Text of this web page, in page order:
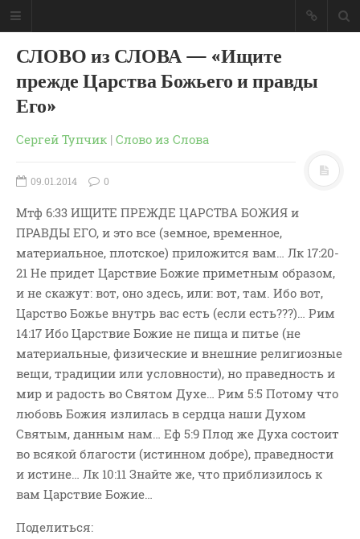
ГЛАВНАЯ
МОИ КНИГИ
СЛОВО-АУДИО
СЛОВО-ВИДЕО
ВОПРОСЫ ПАСТОРУ
КОНТАКТ
Аудио
Беседы По Бытие
СЛОВО из СЛОВА — «Ищите
прежде Царства Божьего и правды
Его»
Сергей Тупчик | Слово из Слова
09.01.2014 0
Мтф 6:33 ИЩИТЕ ПРЕЖДЕ ЦАРСТВА БОЖИЯ и
ПРАВДЫ ЕГО, и это все (земное, временное,
материальное, плотское) приложится вам… Лк 17:20-
21 Не придет Царствие Божие приметным образом,
и не скажут: вот, оно здесь, или: вот, там. Ибо вот,
Царство Божье внутрь вас есть (если есть???)… Рим
14:17 Ибо Царствие Божие не пища и питье (не
материальные, физические и внешние религиозные
вещи, традиции или условности), но праведность и
мир и радость во Святом Духе… Рим 5:5 Потому что
любовь Божия излилась в сердца наши Духом
Святым, данным нам… Еф 5:9 Плод же Духа состоит
во всякой благости (истинном добре), праведности
и истине… Лк 10:11 Знайте же, что приблизилось к
вам Царствие Божие…
Поделиться: